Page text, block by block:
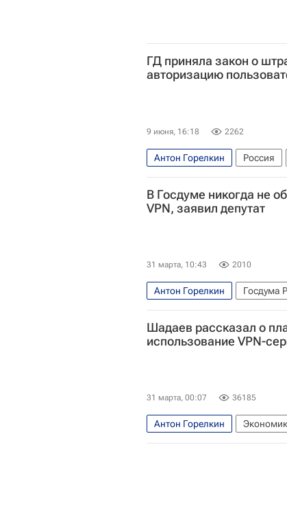
ГД приняла закон о
авторизацию
9 июня, 16:18 2262
Антон Горелкин Россия
В Госдуме никогда не
VPN, заявил депутат
31 марта, 10:43 2010
Антон Горелкин Госдума
Шадаев рассказал о
использование VPN-
31 марта, 00:07 36185
Антон Горелкин
Московский институт